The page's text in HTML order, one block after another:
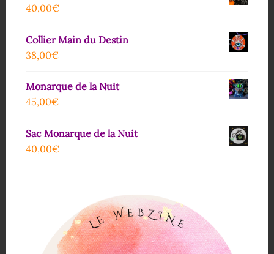
40,00€
Collier Main du Destin
38,00€
Monarque de la Nuit
45,00€
Sac Monarque de la Nuit
40,00€